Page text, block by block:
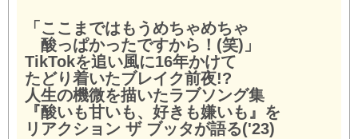
「ここまではもうめちゃめちゃ
酸っぱかったですから！(笑)」
TikTokを追い風に16年かけて
たどり着いたブレイク前夜!?
人生の機微を描いたラブソング集
『酸いも甘いも、好きも嫌いも』を
リアクション ザ ブッタが語る('23)